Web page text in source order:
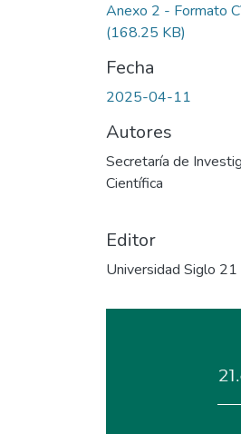
Anexo 2 - Formato
(168.25 KB)
Fecha
2025-04-11
Autores
Secretaría de
Científica
Editor
Universidad Siglo 21